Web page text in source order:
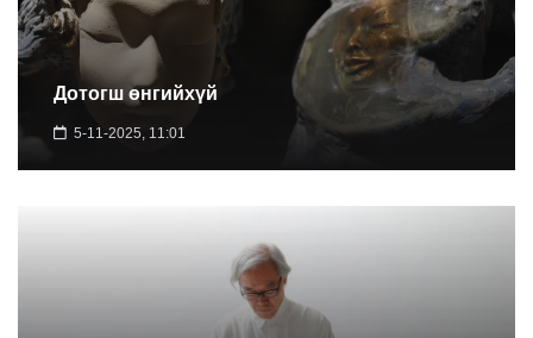
Дотогш өнгийхүй
5-11-2025, 11:01